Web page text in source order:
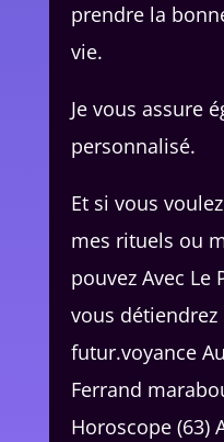
prendre la
vie.
Je vous assure
personnalisé.
Et si vous
mes rituels ou
pouvez Avec Le
vous
futur.voyance
Ferrand
Horoscope (63)